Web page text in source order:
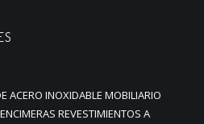
ACERO INOXIDABLE MOBILIARIO
REVESTIMIENTOS A